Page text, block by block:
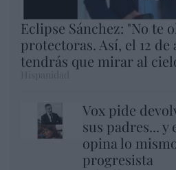
Eclipse Sánchez: "No te
protectoras. Así, el 12 de
tendrás que mirar al
Vox pide
sus padres... y
opina lo
progresista